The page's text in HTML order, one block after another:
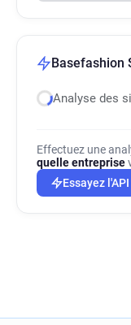
Basefashion
Analyse des
Effectuez une
quelle entreprise
Essayez